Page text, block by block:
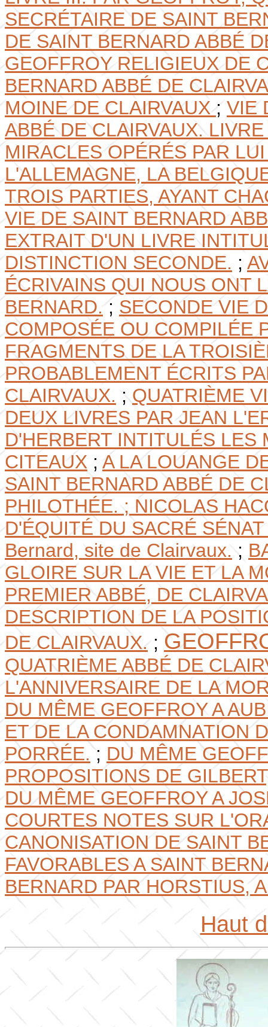
SECRÉTAIRE DE SAINT
DE SAINT BERNARD ABBÉ
GEOFFROY RELIGIEUX DE
BERNARD ABBÉ DE
MOINE DE CLAIRVAUX; VIE
ABBÉ DE CLAIRVAUX.
MIRACLES OPÉRÉS PAR
L'ALLEMAGNE, LA
TROIS PARTIES, AYANT
VIE DE SAINT BERNARD
EXTRAIT D'UN LIVRE
DISTINCTION SECONDE. ;
ÉCRIVAINS QUI NOUS ONT
BERNARD. ; SECONDE VIE
COMPOSÉE OU COMPILÉE
FRAGMENTS DE LA
PROBABLEMENT ÉCRITS
CLAIRVAUX. ;QUATRIÈME
DEUX LIVRES PAR JEAN
D'HERBERT INTITULÉS LES
CITEAUX ; A LA LOUANGE
SAINT BERNARD ABBÉ DE
PHILOTHÉE. ; NICOLAS
D'ÉQUITÉ DU SACRÉ
Bernard, site de Clairvaux. ;
GLOIRE SUR LA VIE ET LA
PREMIER ABBÉ, DE
DESCRIPTION DE LA
DE CLAIRVAUX. ;
QUATRIÈME ABBÉ DE
L'ANNIVERSAIRE DE LA
DU MÊME GEOFFROY A
ET DE LA CONDAMNATION
PORRÉE.; DU MÊME
PROPOSITIONS DE
DU MÊME GEOFFROY A
COURTES NOTES SUR
CANONISATION DE SAINT
FAVORABLES A SAINT
BERNARD PAR HORSTIUS,
Haut